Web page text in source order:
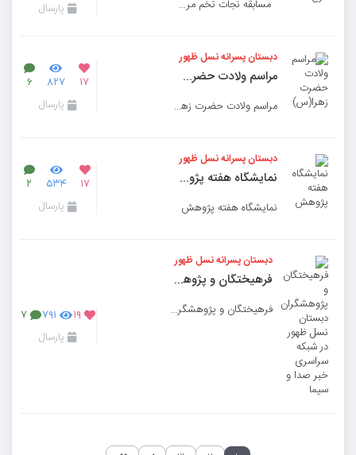
مسابقه نجات تخم مرغ با حضور مدیرعامل محترم مجموعه آفتاب هشتم پارسال
دبستان پسرانه نسل ظهور
مراسم ولادت حضرت زهرا(س)
مراسم ولادت حضرت زهرا(س)
۱۷ ۸۲۷ ۶
پارسال
دبستان پسرانه نسل ظهور
نمایشگاه هفته پژوهش
نمایشگاه هفته پژوهش
۱۷ ۵۳۴ ۲
پارسال
دبستان پسرانه نسل ظهور
فرهیختگان و پژوهشگران دبستان نسل ظهور در شبکه سراسری خبر صدا و سیما
فرهیختگان و پژوهشگران دبستان نسل ظهور در شبکه سراسری خبر صدا و سیما ۱۹ ۷۹۱ ۷
پارسال